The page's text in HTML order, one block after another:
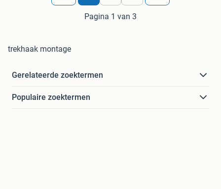
Pagina 1 van 3
trekhaak montage
Gerelateerde zoektermen
Populaire zoektermen